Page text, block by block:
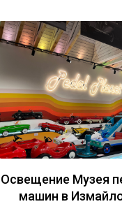
Освещение Музея
машин в